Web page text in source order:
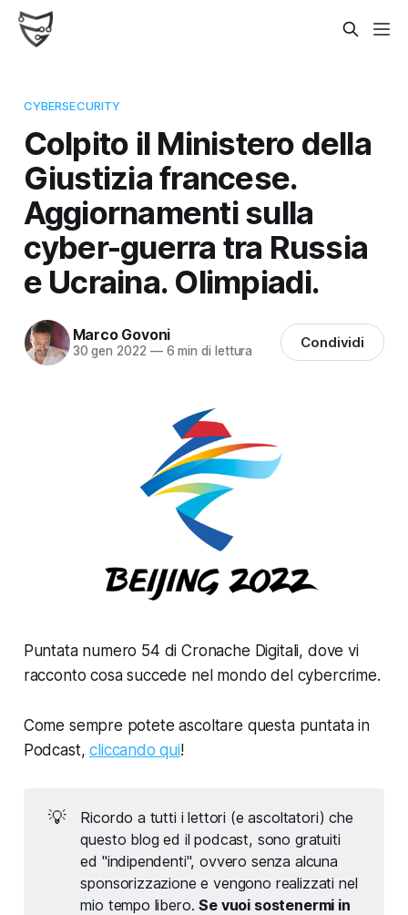
CYBERSECURITY
Colpito il Ministero della
Giustizia francese.
Aggiornamenti sulla
cyber-guerra tra Russia
e Ucraina. Olimpiadi.
Marco Govoni
30 gen 2022 —6 min di lettura Condividi
Puntata numero 54 di Cronache Digitali, dove vi
racconto cosa succede nel mondo del cybercrime.
Come sempre potete ascoltare questa puntata in
Podcast,cliccando qui!
💡
Ricordo a tutti i lettori (e ascoltatori) che
questo blog ed il podcast, sono gratuiti
ed "indipendenti", ovvero senza alcuna
sponsorizzazione e vengono realizzati nel
mio tempo libero.Se vuoi sostenermi in